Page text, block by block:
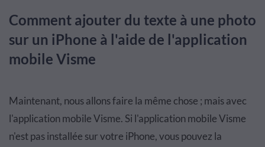
Comment ajouter du texte à une photo
sur un iPhone à l'aide de l'application
mobile Visme
Maintenant, nous allons faire la même chose ; mais avec
l'application mobile Visme. Si l'application mobile Visme
n'est pas installée sur votre iPhone, vous pouvez la